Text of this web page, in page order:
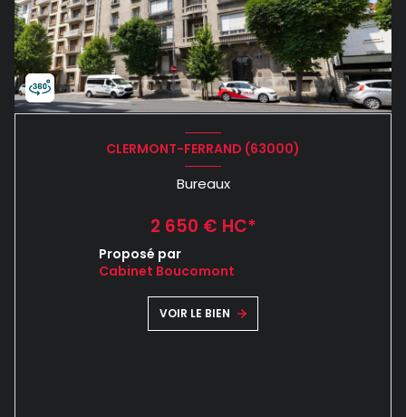
CLERMONT-FERRAND (63000)
Bureaux
2 650 € HC*
Proposé par
Cabinet Boucomont
VOIR LE BIEN